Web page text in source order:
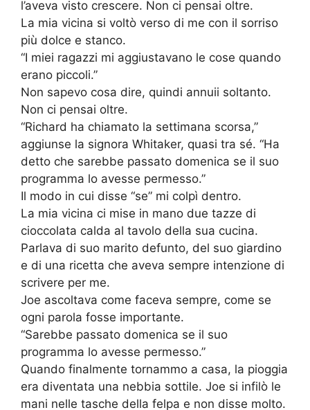
l’aveva visto crescere. Non ci pensai oltre.
La mia vicina si voltò verso di me con il sorriso
più dolce e stanco.
“I miei ragazzi mi aggiustavano le cose quando
erano piccoli.”
Non sapevo cosa dire, quindi annuii soltanto.
Non ci pensai oltre.
“Richard ha chiamato la settimana scorsa,”
aggiunse la signora Whitaker, quasi tra sé. “Ha
detto che sarebbe passato domenica se il suo
programma lo avesse permesso.”
Il modo in cui disse “se” mi colpì dentro.
La mia vicina ci mise in mano due tazze di
cioccolata calda al tavolo della sua cucina.
Parlava di suo marito defunto, del suo giardino
e di una ricetta che aveva sempre intenzione di
scrivere per me.
Joe ascoltava come faceva sempre, come se
ogni parola fosse importante.
“Sarebbe passato domenica se il suo
programma lo avesse permesso.”
Quando finalmente tornammo a casa, la pioggia
era diventata una nebbia sottile. Joe si infilò le
mani nelle tasche della felpa e non disse molto.